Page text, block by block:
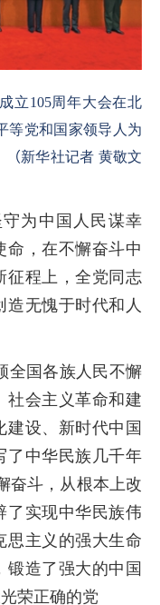
立105周年大会在北
等党和国家领导人为
（新华社记者 黄敬文
为中国人民谋幸
命，在不懈奋斗中
征程上，全党同志
造无愧于时代和人
全国各族人民不懈
社会主义革命和建
建设、新时代中国
了中华民族几千年
奋斗，从根本上改
了实现中华民族伟
思主义的强大生命
锻造了强大的中国
荣正确的党